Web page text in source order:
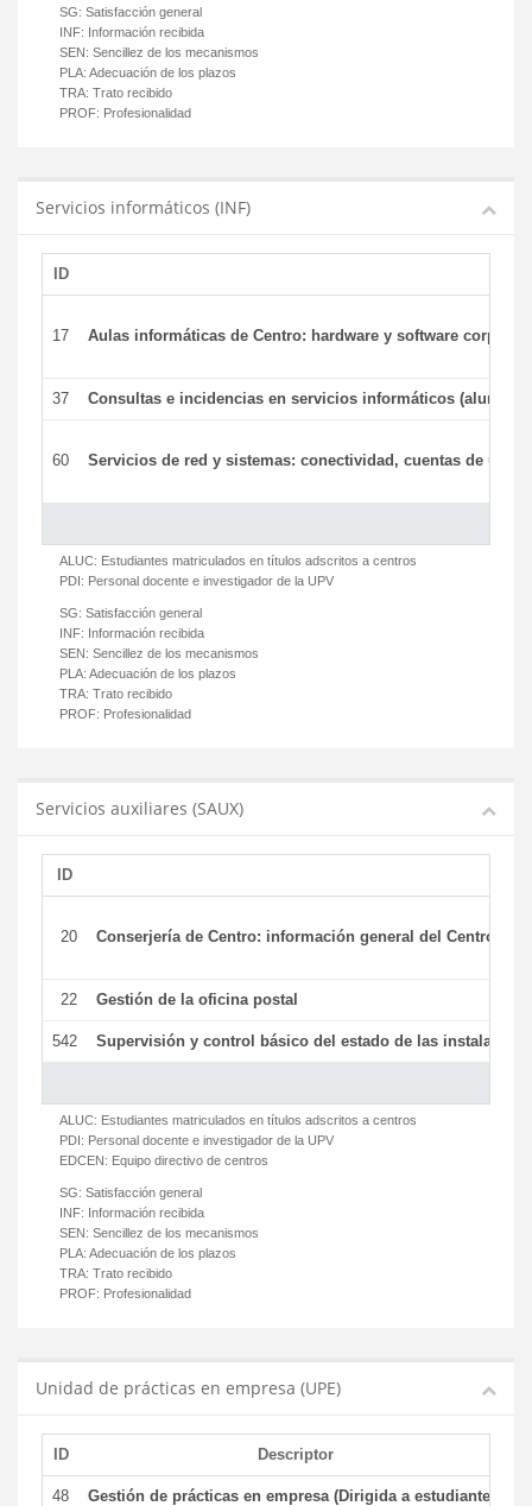
SG: Satisfacción general
INF: Información recibida
SEN: Sencillez de los mecanismos
PLA: Adecuación de los plazos
TRA: Trato recibido
PROF: Profesionalidad
Servicios informáticos (INF)
ID
17 Aulas informáticas de Centro: hardware y software
37 Consultas e incidencias en servicios informáticos (alumnos)
60 Servicios de red y sistemas: conectividad, cuentas de
ALUC: Estudiantes matriculados en títulos adscritos a centros
PDI: Personal docente e investigador de la UPV
SG: Satisfacción general
INF: Información recibida
SEN: Sencillez de los mecanismos
PLA: Adecuación de los plazos
TRA: Trato recibido
PROF: Profesionalidad
Servicios auxiliares (SAUX)
ID
20 Conserjería de Centro: información general del Centro y
22 Gestión de la oficina postal
542 Supervisión y control básico del estado de las
ALUC: Estudiantes matriculados en títulos adscritos a centros
PDI: Personal docente e investigador de la UPV
EDCEN: Equipo directivo de centros
SG: Satisfacción general
INF: Información recibida
SEN: Sencillez de los mecanismos
PLA: Adecuación de los plazos
TRA: Trato recibido
PROF: Profesionalidad
Unidad de prácticas en empresa (UPE)
ID Descriptor
48 Gestión de prácticas en empresa (Dirigida a estudiantes)